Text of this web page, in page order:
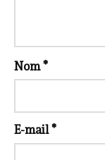
Nom*
E-mail*